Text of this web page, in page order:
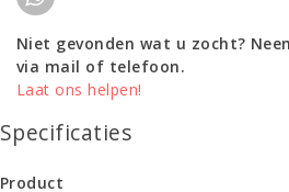
Niet gevonden wat u zocht?
via mail of telefoon.
Laat ons helpen!
Specificaties
Product